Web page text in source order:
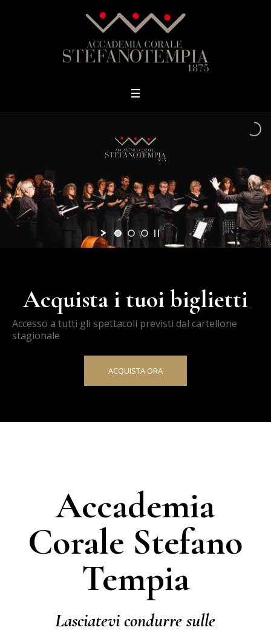
Acquista i tuoi biglietti
Accesso a tutti gli spettacoli previsti dal cartellone
stagionale
ACQUISTA ORA
Accademia
Corale Stefano
Tempia
Lasciatevi condurre sulle